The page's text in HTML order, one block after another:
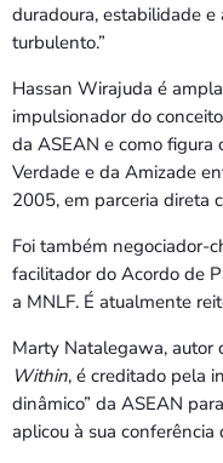
duradoura, estabilidade
turbulento.”
Hassan Wirajuda é
impulsionador do
da ASEAN e como figura
Verdade e da Amizade
2005, em parceria direta
Foi também negociador-
facilitador do Acordo de
a MNLF. É atualmente
Marty Natalegawa, autor
Within, é creditado pela
dinâmico” da ASEAN
aplicou à sua conferência